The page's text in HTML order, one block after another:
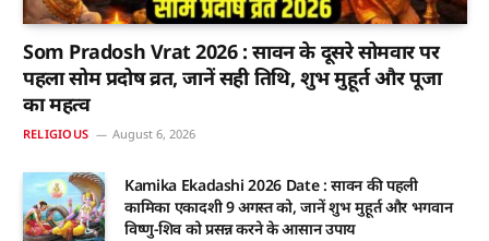
Som Pradosh Vrat 2026 : सावन के दूसरे सोमवार पर
पहला सोम प्रदोष व्रत, जानें सही तिथि, शुभ मुहूर्त और पूजा
का महत्व
RELIGIOUS August 6, 2026
Kamika Ekadashi 2026 Date : सावन की पहली
कामिका एकादशी 9 अगस्त को, जानें शुभ मुहूर्त और भगवान
विष्णु-शिव को प्रसन्न करने के आसान उपाय